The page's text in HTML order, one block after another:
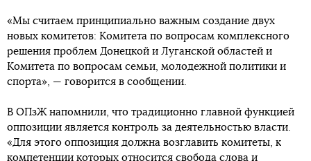
«Мы считаем принципиально важным создание двух
новых комитетов: Комитета по вопросам комплексного
решения проблем Донецкой и Луганской областей и
Комитета по вопросам семьи, молодежной политики и
спорта», — говорится в сообщении.
В ОПзЖ напомнили, что традиционно главной функцией
оппозиции является контроль за деятельностью власти.
«Для этого оппозиция должна возглавить комитеты, к
компетенции которых относится свобода слова и